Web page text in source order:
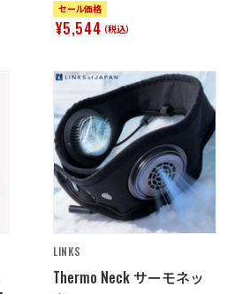
セール価格
¥5,544（税込）
LINKS
Thermo Neck サーモネッ